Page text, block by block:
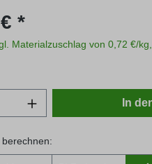
*
Materialzuschlag von 0,72 €/
Gib den In